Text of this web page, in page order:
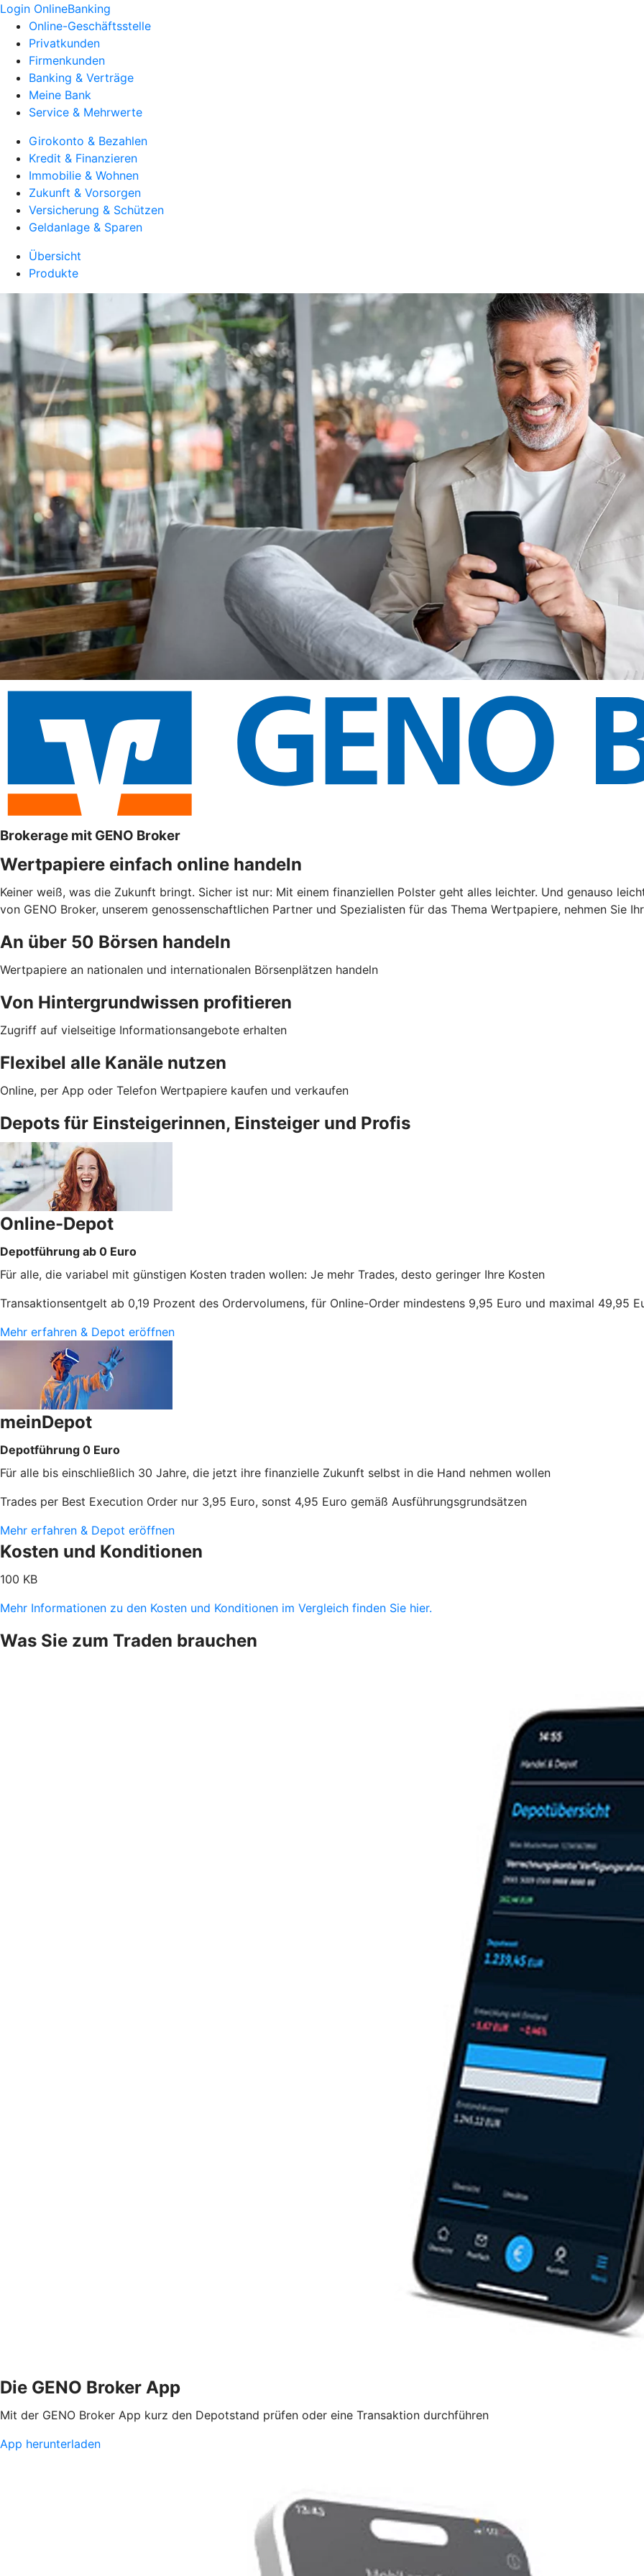
Login OnlineBanking
Online-Geschäftsstelle
Privatkunden
Firmenkunden
Banking & Verträge
Meine Bank
Service & Mehrwerte
Girokonto & Bezahlen
Kredit & Finanzieren
Immobilie & Wohnen
Zukunft & Vorsorgen
Versicherung & Schützen
Geldanlage & Sparen
Übersicht
Produkte
Brokerage mit GENO Broker
Wertpapiere einfach online handeln
Keiner weiß, was die Zukunft bringt. Sicher ist nur: Mit einem finanziellen Polster geht alles leichter. Und genauso
von GENO Broker, unserem genossenschaftlichen Partner und Spezialisten für das Thema Wertpapiere, nehmen Sie
An über 50 Börsen handeln
Wertpapiere an nationalen und internationalen Börsenplätzen handeln
Von Hintergrundwissen profitieren
Zugriff auf vielseitige Informationsangebote erhalten
Flexibel alle Kanäle nutzen
Online, per App oder Telefon Wertpapiere kaufen und verkaufen
Depots für Einsteigerinnen, Einsteiger und Profis
Online-Depot
Depotführung ab 0 Euro
Für alle, die variabel mit günstigen Kosten traden wollen: Je mehr Trades, desto geringer Ihre Kosten
Transaktionsentgelt ab 0,19 Prozent des Ordervolumens, für Online-Order mindestens 9,95 Euro und maximal 49,95
Mehr erfahren & Depot eröffnen
meinDepot
Depotführung 0 Euro
Für alle bis einschließlich 30 Jahre, die jetzt ihre finanzielle Zukunft selbst in die Hand nehmen wollen
Trades per Best Execution Order nur 3,95 Euro, sonst 4,95 Euro gemäß Ausführungsgrundsätzen
Mehr erfahren & Depot eröffnen
Kosten und Konditionen
100 KB
Mehr Informationen zu den Kosten und Konditionen im Vergleich finden Sie hier.
Was Sie zum Traden brauchen
Die GENO Broker App
Mit der GENO Broker App kurz den Depotstand prüfen oder eine Transaktion durchführen
App herunterladen